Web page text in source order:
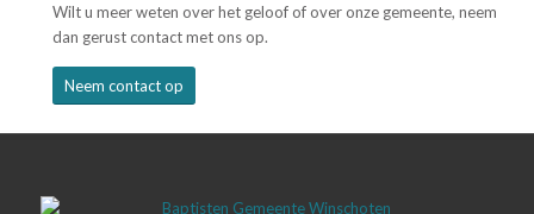
Wilt u meer weten over het geloof of over onze gemeente, neem
dan gerust contact met ons op.
Neem contact op